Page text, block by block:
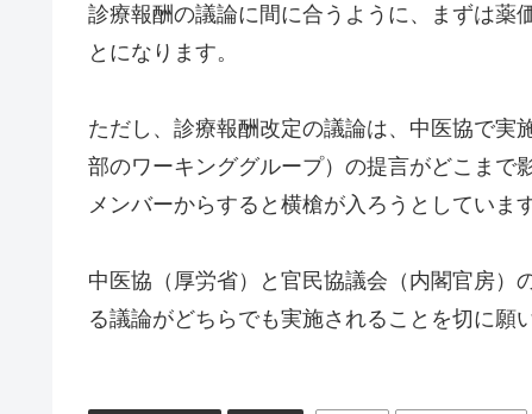
診療報酬の議論に間に合うように、まずは薬
とになります。
ただし、診療報酬改定の議論は、中医協で実
部のワーキンググループ）の提言がどこまで
メンバーからすると横槍が入ろうとしていま
中医協（厚労省）と官民協議会（内閣官房）
る議論がどちらでも実施されることを切に願